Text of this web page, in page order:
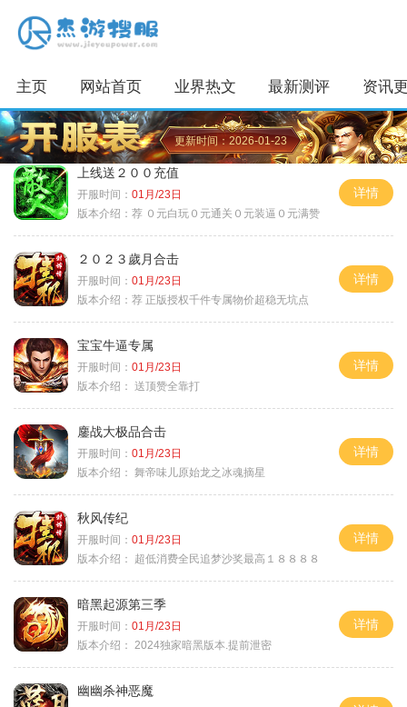
主页 网站首页 业界热文 最新测评 资讯
更新时间：2026-01-23
上线送２００充值
开服时间： 01月/23日
版本介绍： 荐 ０元白玩０元通关０元装逼０元满赞
详情
２０２３歲月合击
开服时间： 01月/23日
版本介绍： 荐 正版授权千件专属物价超稳无坑点
详情
宝宝牛逼专属
开服时间： 01月/23日
版本介绍： 送顶赞全靠打
详情
鏖战大极品合击
开服时间： 01月/23日
版本介绍： 舞帝味儿原始龙之冰魂摘星
详情
秋风传纪
开服时间： 01月/23日
版本介绍：
超低消费全民追梦沙奖最高１８８８８
详情
暗黑起源第三季
开服时间： 01月/23日
版本介绍： 2024独家暗黑版本.提前泄密
详情
幽幽杀神恶魔